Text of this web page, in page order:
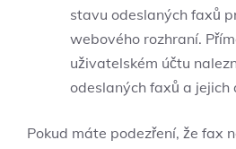
stavu odeslaných faxů
webového rozhraní.
uživatelském účtu
odeslaných faxů a jejich
Pokud máte podezření, že fax